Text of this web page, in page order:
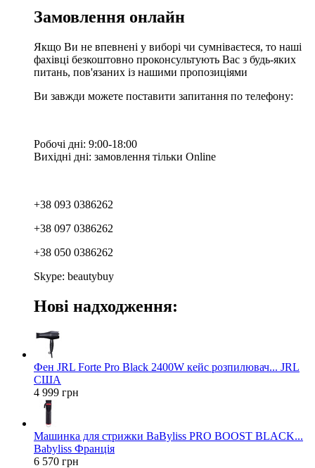
Замовлення онлайн
Якщо Ви не впевнені у виборі чи сумніваєтеся, то наші
фахівці безкоштовно проконсультують Вас з будь-яких
питань, пов'язаних із нашими пропозиціями
Ви завжди можете поставити запитання по телефону:
Робочі дні: 9:00-18:00
Вихідні дні: замовлення тільки Online
+38 093 0386262
+38 097 0386262
+38 050 0386262
Skype: beautybuy
Нові надходження:
Фен JRL Forte Pro Black 2400W кейс розпилювач... JRL
США
4 999 грн
Машинка для стрижки BaByliss PRO BOOST BLACK...
Babyliss Франція
6 570 грн